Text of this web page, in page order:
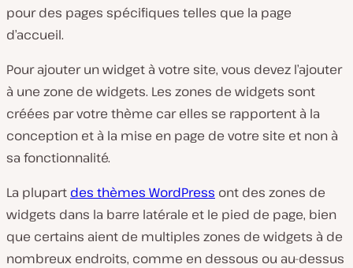
pour des pages spécifiques telles que la page
d’accueil.
Pour ajouter un widget à votre site, vous devez l’ajouter
à une zone de widgets. Les zones de widgets sont
créées par votre thème car elles se rapportent à la
conception et à la mise en page de votre site et non à
sa fonctionnalité.
La plupart des thèmes WordPress ont des zones de
widgets dans la barre latérale et le pied de page, bien
que certains aient de multiples zones de widgets à de
nombreux endroits, comme en dessous ou au-dessus